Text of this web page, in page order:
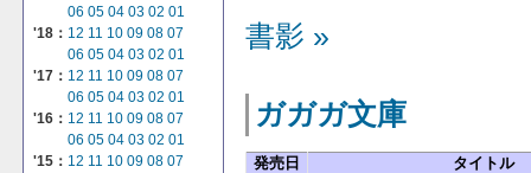
06 05 04 03 02 01
'18： 12 11 10 09 08 07
06 05 04 03 02 01
'17： 12 11 10 09 08 07
06 05 04 03 02 01
'16： 12 11 10 09 08 07
06 05 04 03 02 01
'15： 12 11 10 09 08 07
書影 »
ガガガ文庫
発売日 タイトル